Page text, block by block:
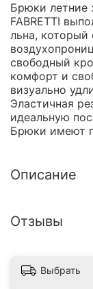
Брюки летние
FABRETTI
льна, который
свободный
комфорт и
визуально
Эластичная
идеальную
Брюки имеют
Описание
Отзывы
Выбрать